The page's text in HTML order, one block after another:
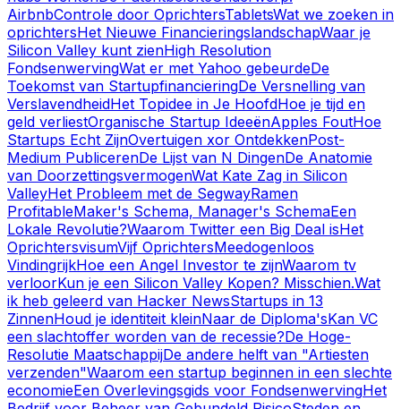
AirbnbControle door OprichtersTabletsWat we zoeken in
oprichtersHet Nieuwe FinancieringslandschapWaar je
Silicon Valley kunt zienHigh Resolution
FondsenwervingWat er met Yahoo gebeurdeDe
Toekomst van StartupfinancieringDe Versnelling van
VerslavendheidHet Topidee in Je HoofdHoe je tijd en
geld verliestOrganische Startup IdeeënApples FoutHoe
Startups Echt ZijnOvertuigen xor OntdekkenPost-
Medium PublicerenDe Lijst van N DingenDe Anatomie
van DoorzettingsvermogenWat Kate Zag in Silicon
ValleyHet Probleem met de SegwayRamen
ProfitableMaker's Schema, Manager's SchemaEen
Lokale Revolutie?Waarom Twitter een Big Deal isHet
OprichtersvisumVijf OprichtersMeedogenloos
VindingrijkHoe een Angel Investor te zijnWaarom tv
verloorKun je een Silicon Valley Kopen? Misschien.Wat
ik heb geleerd van Hacker NewsStartups in 13
ZinnenHoud je identiteit kleinNaar de Diploma'sKan VC
een slachtoffer worden van de recessie?De Hoge-
Resolutie MaatschappijDe andere helft van "Artiesten
verzenden"Waarom een startup beginnen in een slechte
economieEen Overlevingsgids voor FondsenwervingHet